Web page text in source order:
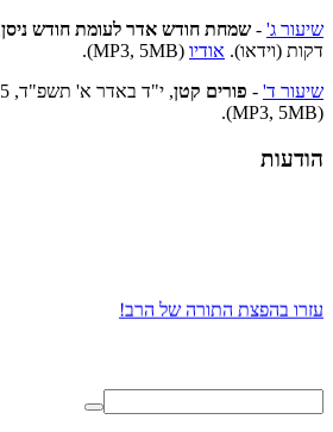
שיעור ג' - שמחת חודש אדר לעומת חודש ניסן
דקות (וידאו). אודיו (MP3, 5MB).
שיעור ד' - פורים קטן, י"ד באדר א' תשפ"ד, 15 דקות (וידאו).
(MP3, 5MB).
הודעות
עזרו בהפצת התורה של הרב!